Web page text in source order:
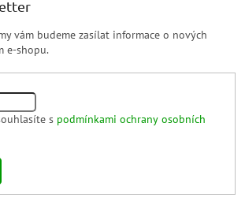
vám budeme zasílat informace o nových
e-shopu.
s podmínkami ochrany osobních